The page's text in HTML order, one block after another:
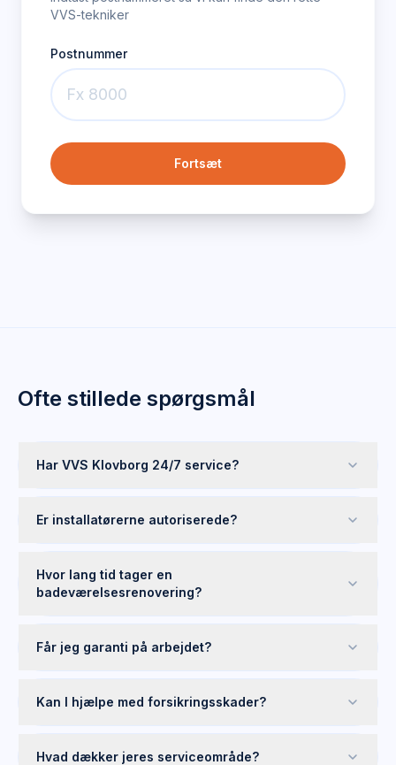
VVS-tekniker
Postnummer
Fortsæt
Ofte stillede spørgsmål
Har VVS Klovborg 24/7 service?
Er installatørerne autoriserede?
Hvor lang tid tager en
badeværelsesrenovering?
Får jeg garanti på arbejdet?
Kan I hjælpe med forsikringsskader?
Hvad dækker jeres serviceområde?